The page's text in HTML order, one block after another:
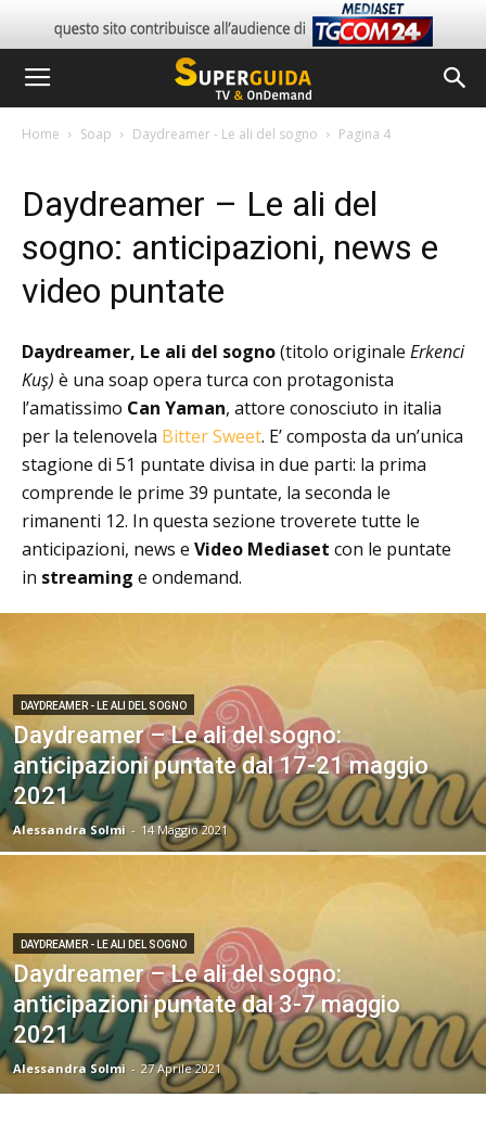
Home Soap Daydreamer - Le ali del sogno Pagina 4
Daydreamer – Le ali del
sogno: anticipazioni, news e
video puntate
Daydreamer, Le ali del sogno(titolo originale Erkenci
Kuş) è una soap opera turca con protagonista
l’amatissimo Can Yaman, attore conosciuto in italia
per la telenovela Bitter Sweet. E’ composta da un’unica
stagione di 51 puntate divisa in due parti: la prima
comprende le prime 39 puntate, la seconda le
rimanenti 12. In questa sezione troverete tutte le
anticipazioni, news e Video Mediaset con le puntate
in streaming e ondemand.
DAYDREAMER - LE ALI DEL SOGNO
Daydreamer – Le ali del sogno:
anticipazioni puntate dal 17-21 maggio
2021
Alessandra Solmi - 14 Maggio 2021
DAYDREAMER - LE ALI DEL SOGNO
Daydreamer – Le ali del sogno:
anticipazioni puntate dal 3-7 maggio
2021
Alessandra Solmi - 27 Aprile 2021